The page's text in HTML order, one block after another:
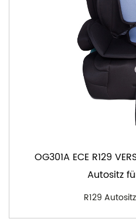
OG301A ECE R129
Autositz
R129